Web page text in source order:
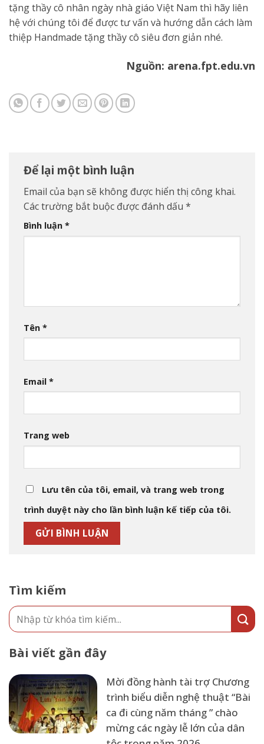
tặng thầy cô nhân ngày nhà giáo Việt Nam thì hãy liên
hệ với chúng tôi để được tư vấn và hướng dẫn cách làm
thiệp Handmade tặng thầy cô siêu đơn giản nhé.
Nguồn: arena.fpt.edu.vn
Để lại một bình luận
Email của bạn sẽ không được hiển thị công khai.
Các trường bắt buộc được đánh dấu *
Bình luận *
Tên *
Email *
Trang web
Lưu tên của tôi, email, và trang web trong
trình duyệt này cho lần bình luận kế tiếp của tôi.
Tìm kiếm
Bài viết gần đây
Mời đồng hành tài trợ Chương
trình biểu diễn nghệ thuật “Bài
ca đi cùng năm tháng ” chào
mừng các ngày lễ lớn của dân